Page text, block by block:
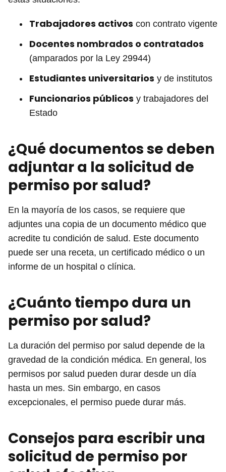
Trabajadores activos con contrato vigente
Docentes nombrados o contratados
(amparados por la Ley 29944)
Estudiantes universitarios y de institutos
Funcionarios públicos y trabajadores del
Estado
¿Qué documentos se deben
adjuntar a la solicitud de
permiso por salud?
En la mayoría de los casos, se requiere que
adjuntes una copia de un documento médico que
acredite tu condición de salud. Este documento
puede ser una receta, un certificado médico o un
informe de un hospital o clínica.
¿Cuánto tiempo dura un
permiso por salud?
La duración del permiso por salud depende de la
gravedad de la condición médica. En general, los
permisos por salud pueden durar desde un día
hasta un mes. Sin embargo, en casos
excepcionales, el permiso puede durar más.
Consejos para escribir una
solicitud de permiso por